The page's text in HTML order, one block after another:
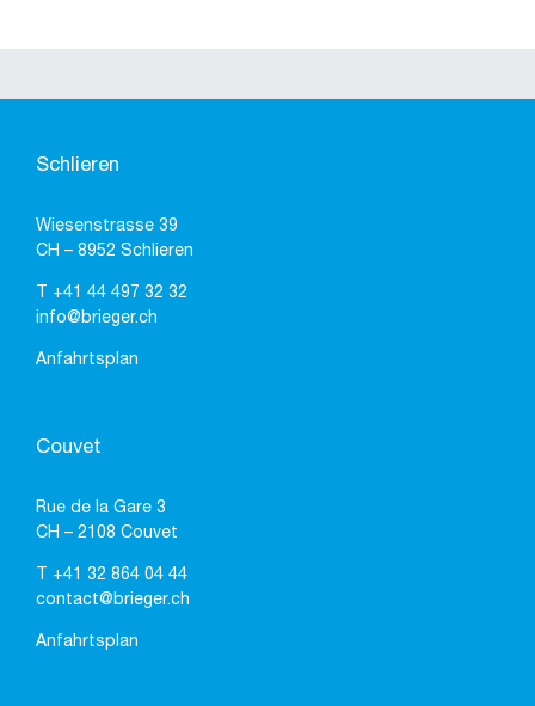
Schlieren
Wiesenstrasse 39
CH – 8952 Schlieren
+41 44 497 32 32
info@brieger.ch
Anfahrtsplan
Couvet
Rue de la Gare 3
CH – 2108 Couvet
+41 32 864 04 44
contact@brieger.ch
Anfahrtsplan